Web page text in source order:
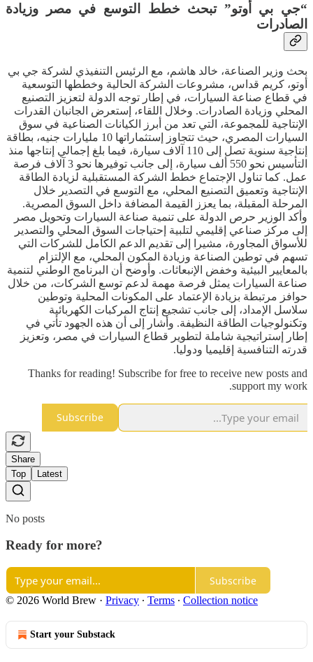
“جي بي أوتو” تبحث خطط التوسع في مصر وزيادة
الصادرات
بحث وزير الصناعة، خالد هاشم، مع الرئيس التنفيذي لشركة جي بي
أوتو، كريم قداس، مشروعات الشركة الحالية وخططها التوسعية
في قطاع صناعة السيارات، في إطار توجه الدولة لتعزيز التصنيع
المحلي وزيادة الصادرات. وخلال اللقاء، إستعرض الجانبان القدرات
الإنتاجية للمجموعة، التي تعد من أبرز الكيانات الصناعية في سوق
السيارات المصري، حيث تتجاوز إستثماراتها 10 مليارات جنيه، بطاقة
إنتاجية سنوية تصل إلى 110 آلاف سيارة، فيما بلغ إجمالي إنتاجها منذ
التأسيس نحو 550 ألف سيارة، إلى جانب توفيرها نحو 3 آلاف فرصة
عمل. كما تناول الإجتماع خطط الشركة المستقبلية لزيادة الطاقة
الإنتاجية وتعميق التصنيع المحلي، مع التوسع في التصدير خلال
المرحلة المقبلة، بما يعزز القيمة المضافة داخل السوق المصرية.
وأكد الوزير حرص الدولة على تنمية صناعة السيارات وتحويل مصر
إلى مركز صناعي إقليمي لتلبية إحتياجات السوق المحلي والتصدير
للأسواق المجاورة، مشيرا إلى تقديم الدعم الكامل للشركات التي
تسهم في توطين الصناعة وزيادة المكون المحلي، مع الإلتزام
بالمعايير البيئية وخفض الإنبعاثات. وأوضح أن البرنامج الوطني لتنمية
صناعة السيارات يمثل فرصة مهمة لدعم توسع الشركات، من خلال
حوافز مرتبطة بزيادة الإعتماد على المكونات المحلية وتوطين
سلاسل الإمداد، إلى جانب تشجيع إنتاج المركبات الكهربائية
وتكنولوجيات الطاقة النظيفة. وأشار إلى أن هذه الجهود تأتي في
إطار إستراتيجية شاملة لتطوير قطاع السيارات في مصر، وتعزيز
قدرته التنافسية إقليميا ودوليا.
Thanks for reading! Subscribe for free to receive new posts and
support my work.
Subscribe
Share
Top
Latest
No posts
Ready for more?
Subscribe
© 2026 World Brew · Privacy ∙ Terms ∙ Collection notice
Start your Substack